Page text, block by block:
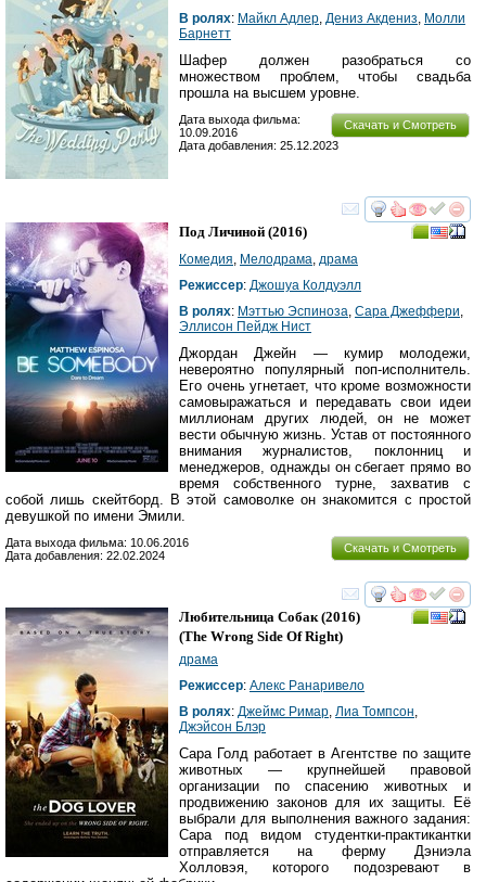
В ролях: Майкл Адлер, Дениз Акдениз, Молли
Барнетт
Шафер должен разобраться со
множеством проблем, чтобы свадьба
прошла на высшем уровне.
Скачать и Смотреть
Дата выхода фильма:
10.09.2016
Дата добавления: 25.12.2023
смотреть
Под Личиной (2016)
Комедия, Мелодрама, драма
Режиссер: Джошуа Колдуэлл
В ролях: Мэттью Эспиноза, Сара Джеффери,
Эллисон Пейдж Нист
Джордан Джейн — кумир молодежи,
невероятно популярный поп-исполнитель.
Его очень угнетает, что кроме возможности
самовыражаться и передавать свои идеи
миллионам других людей, он не может
вести обычную жизнь. Устав от постоянного
внимания журналистов, поклонниц и
менеджеров, однажды он сбегает прямо во
время собственного турне, захватив с
собой лишь скейтборд. В этой самоволке он знакомится с простой
девушкой по имени Эмили.
Скачать и Смотреть
Дата выхода фильма: 10.06.2016
Дата добавления: 22.02.2024
смотреть
Любительница Собак (2016)
(The Wrong Side Of Right)
драма
Режиссер: Алекс Ранаривело
В ролях: Джеймс Римар, Лиа Томпсон,
Джэйсон Блэр
Сара Голд работает в Агентстве по защите
животных — крупнейшей правовой
организации по спасению животных и
продвижению законов для их защиты. Её
выбрали для выполнения важного задания:
Сара под видом студентки-практикантки
отправляется на ферму Дэниэла
Холловэя, которого подозревают в